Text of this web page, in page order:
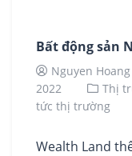
Bất động sản
Nguyen
2022
Thị
tức thị trường
Wealth Land